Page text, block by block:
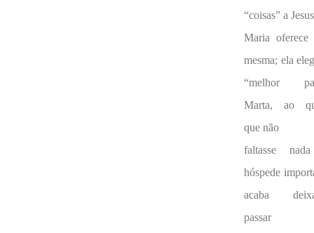
“coisas” a
Maria
mesma; ela
“melhor
Marta, ao
que não
faltasse
hóspede
acaba
passar